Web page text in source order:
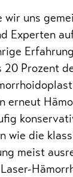
wir uns
Experten
Prozent
erneut
wie die
meist